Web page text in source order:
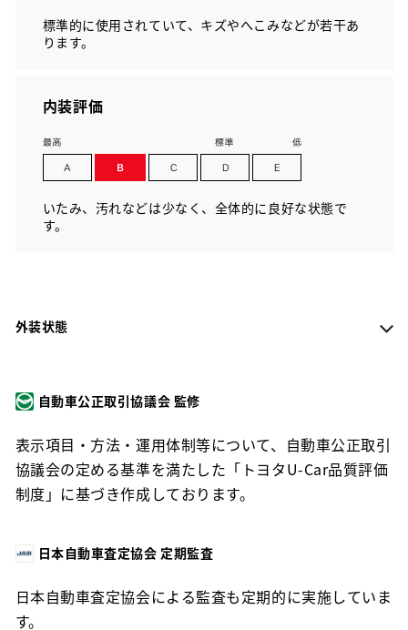
標準的に使用されていて、キズやへこみなどが若干あ
ります。
内装評価
いたみ、汚れなどは少なく、全体的に良好な状態で
す。
外装状態
自動車公正取引協議会 監修
表示項目・方法・運用体制等について、自動車公正取引
協議会の定める基準を満たした「トヨタU-Car品質評価
制度」に基づき作成しております。
日本自動車査定協会 定期監査
日本自動車査定協会による監査も定期的に実施していま
す。